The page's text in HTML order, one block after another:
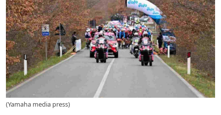
(Yamaha media press)